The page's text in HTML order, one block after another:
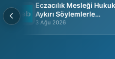
Eczacılık Mesleği
Aykırı Söylemlerle
İtibarsızlaştırılamaz
3 Ağu 2026